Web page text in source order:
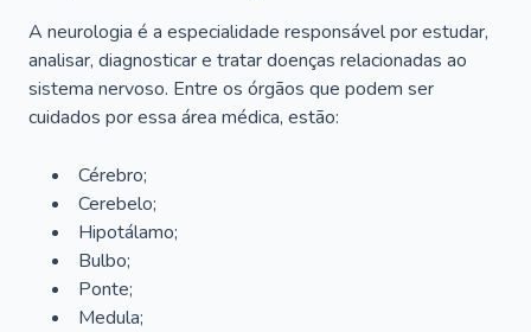
A neurologia é a especialidade responsável por estudar,
analisar, diagnosticar e tratar doenças relacionadas ao
sistema nervoso. Entre os órgãos que podem ser
cuidados por essa área médica, estão:
Cérebro;
Cerebelo;
Hipotálamo;
Bulbo;
Ponte;
Medula;